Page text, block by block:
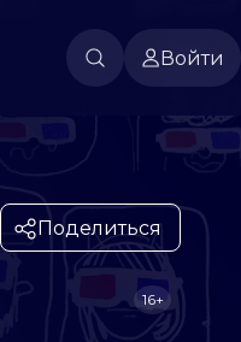
Войти
Поделиться
16+